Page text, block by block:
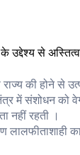
से अस्तित्व
की होने से
में संशोधन को
नहीं रहती ।
लालफीताशाही